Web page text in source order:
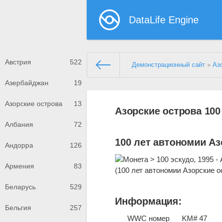
DataLife Engine
Австрия 522
Азербайджан 19
Азорские острова 13
Албания 72
Андорра 126
Армения 83
Беларусь 529
Бельгия 257
Демонстрационный сайт »
Азорские острова
100 лет автономии
Информация:
WWC номер KM# 47